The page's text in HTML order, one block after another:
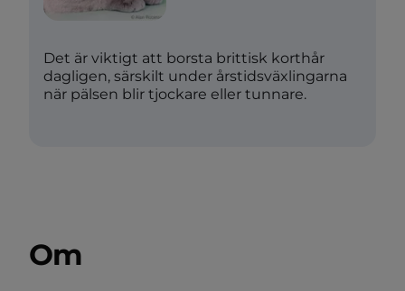
Det är viktigt att borsta brittisk korthår
dagligen, särskilt under årstidsväxlingarna
när pälsen blir tjockare eller tunnare.
Om